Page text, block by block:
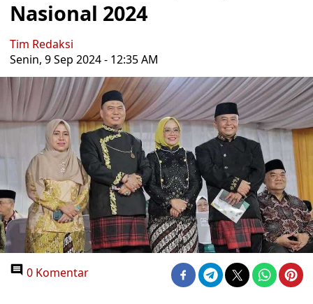
Nasional 2024
Tim Redaksi
Senin, 9 Sep 2024 - 12:35 AM
0 Komentar